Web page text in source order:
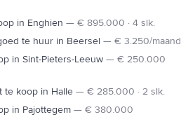
in Enghien — € 895.000 · 4 slk.
te huur in Beersel — € 3.250/maand
in Sint-Pieters-Leeuw— € 250.000
te koop in Halle— € 285.000 · 2 slk.
in Pajottegem— € 380.000